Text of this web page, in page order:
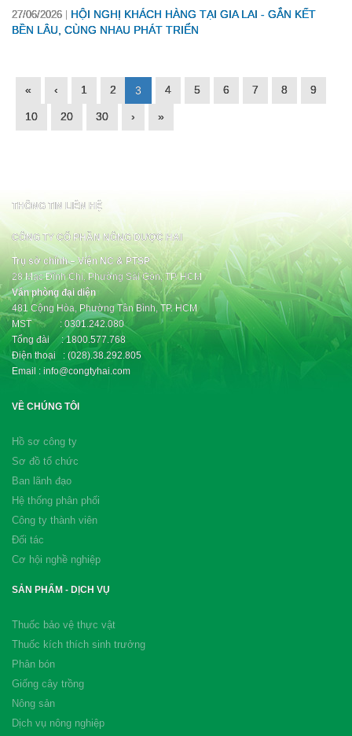
27/06/2026
HỘI NGHỊ KHÁCH HÀNG TẠI GIA LAI - GẮN KẾT
BỀN LÂU, CÙNG NHAU PHÁT TRIỂN
« ‹ 1 2 3 4 5 6 7 8 9
10 20 30 › »
THÔNG TIN LIÊN HỆ
CÔNG TY CỔ PHẦN NÔNG DƯỢC HAI
Trụ sở chính – Viện NC & PTSP
28 Mạc Đĩnh Chi, Phường Sài Gòn, TP. HCM
Văn phòng đại diện
481 Cộng Hòa, Phường Tân Bình, TP. HCM
MST : 0301.242.080
Tổng đài : 1800.577.768
Điện thoại : (028).38.292.805
Email : info@congtyhai.com
VỀ CHÚNG TÔI
Hồ sơ công ty
Sơ đồ tổ chức
Ban lãnh đạo
Hệ thống phân phối
Công ty thành viên
Đối tác
Cơ hội nghề nghiệp
SẢN PHẨM - DỊCH VỤ
Thuốc bảo vệ thực vật
Thuốc kích thích sinh trưởng
Phân bón
Giống cây trồng
Nông sản
Dịch vụ nông nghiệp